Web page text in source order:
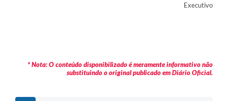
Executivo
* Nota: O conteúdo disponibilizado é meramente informativo não
substituindo o original publicado em Diário Oficial.